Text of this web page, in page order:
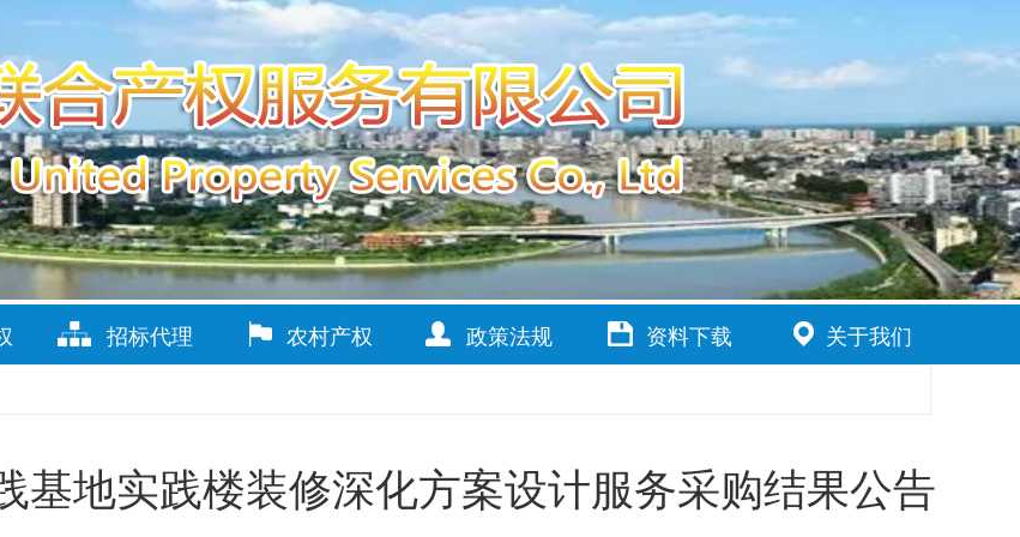
招标代理 农村产权 政策法规 资料下载
关于我们
基地实践楼装修深化方案设计服务采购结果公告